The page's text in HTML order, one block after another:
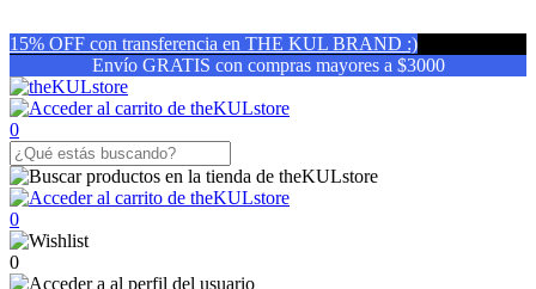
15% OFF con transferencia en THE KUL BRAND :)
Envío GRATIS con compras mayores a $3000
0
0
0